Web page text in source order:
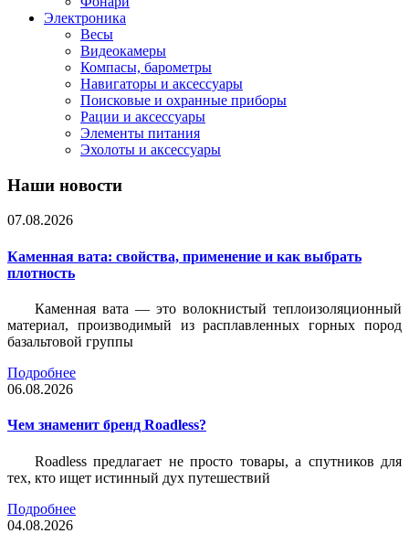
Электроника
Весы
Видеокамеры
Компасы, барометры
Навигаторы и аксессуары
Поисковые и охранные приборы
Рации и аксессуары
Элементы питания
Эхолоты и аксессуары
Наши новости
07.08.2026
Каменная вата: свойства, применение и как выбрать
плотность
Каменная вата — это волокнистый теплоизоляционный
материал, производимый из расплавленных горных пород
базальтовой группы
Подробнее
06.08.2026
Чем знаменит бренд Roadless?
Roadless предлагает не просто товары, а спутников для
тех, кто ищет истинный дух путешествий
Подробнее
04.08.2026